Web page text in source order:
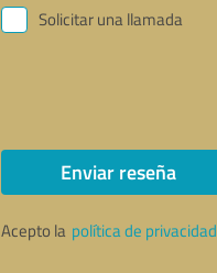
Solicitar una llamada
Enviar reseña
Acepto la política de privacidad